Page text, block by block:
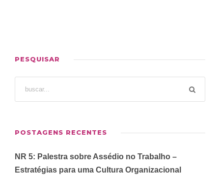
PESQUISAR
POSTAGENS RECENTES
NR 5: Palestra sobre Assédio no Trabalho –
Estratégias para uma Cultura Organizacional